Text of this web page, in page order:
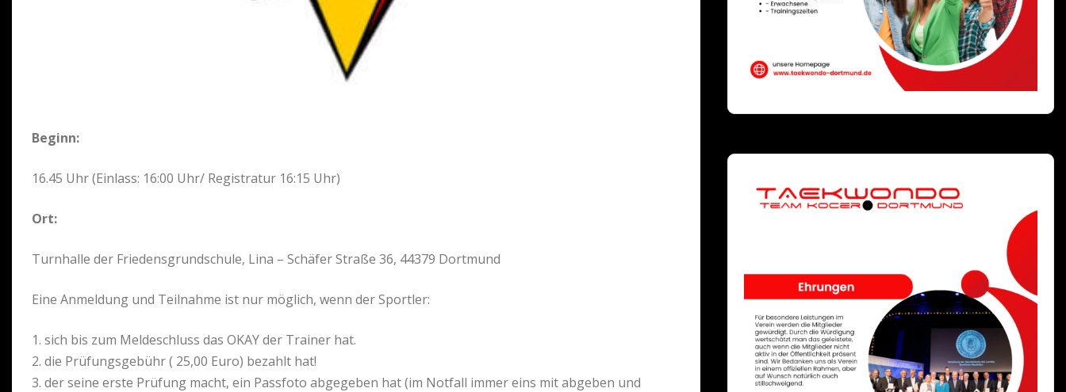
Beginn:
16.45 Uhr (Einlass: 16:00 Uhr/ Registratur 16:15 Uhr)
Ort:
Turnhalle der Friedensgrundschule, Lina – Schäfer Straße 36, 44379 Dortmund
Eine Anmeldung und Teilnahme ist nur möglich, wenn der Sportler:
1. sich bis zum Meldeschluss das OKAY der Trainer hat.
2. die Prüfungsgebühr ( 25,00 Euro) bezahlt hat!
3. der seine erste Prüfung macht, ein Passfoto abgegeben hat (im Notfall immer eins mit abgeben und